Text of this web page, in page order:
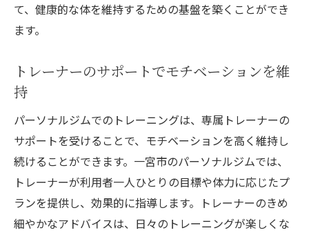
トレーニングプランのカスタマイズ
継続的な健康維持のための戦略
健康維持のためのトレーニング方法
長期的視点での健康プラン
健康維持をサポートする環境
パーソナルジムがもたらす持続的な効果
愛知県一宮市での体質改善の旅路を始めよう
て、健康的な体を維持するための基盤を築くことができ
ます。
トレーナーのサポートでモチベーションを維
持
パーソナルジムでのトレーニングは、専属トレーナーの
サポートを受けることで、モチベーションを高く維持し
続けることができます。一宮市のパーソナルジムでは、
トレーナーが利用者一人ひとりの目標や体力に応じたプ
ランを提供し、効果的に指導します。トレーナーのきめ
細やかなアドバイスは、日々のトレーニングが楽しくな